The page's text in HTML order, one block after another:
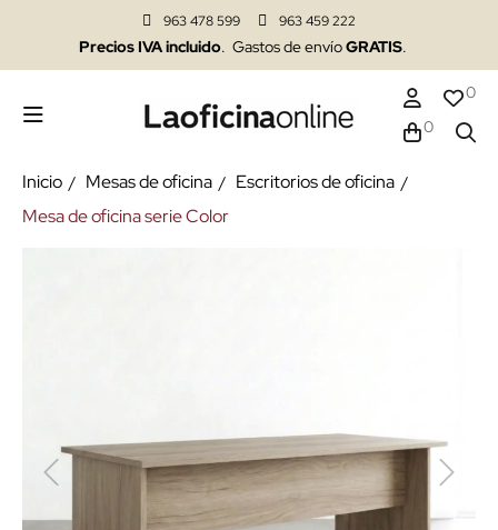
963 478 599 963 459 222
Precios IVA incluido. Gastos de envíoGRATIS.
0
0
Inicio Mesas de oficina
Escritorios de oficina
Mesa de oficina serie Color